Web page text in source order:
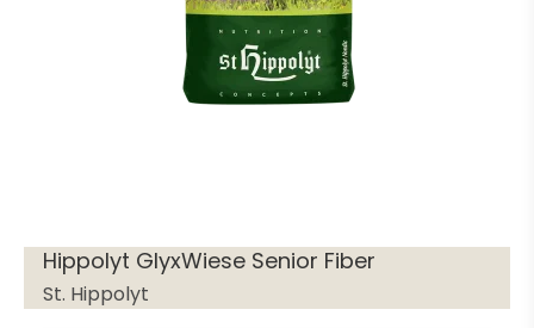
Hippolyt GlyxWiese Senior Fiber
St. Hippolyt